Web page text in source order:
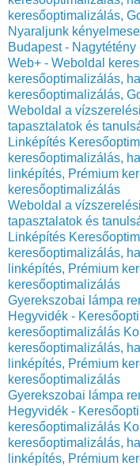
keresőoptimalizálás,
Nyaraljunk
Budapest -
Web+ - Weboldal
keresőoptimalizálás,
keresőoptimalizálás,
Weboldal a
tapasztalatok és
Linképítés
keresőoptimalizálás,
linképítés, Prémium
keresőoptimalizálás
Weboldal a
tapasztalatok és
Linképítés
keresőoptimalizálás,
linképítés, Prémium
keresőoptimalizálás
Gyerekszobai lámpa
Hegyvidék -
keresőoptimalizálás
keresőoptimalizálás,
linképítés, Prémium
keresőoptimalizálás
Gyerekszobai lámpa
Hegyvidék -
keresőoptimalizálás
keresőoptimalizálás,
linképítés, Prémium